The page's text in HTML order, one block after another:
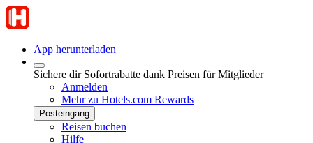
App herunterladen
Sichere dir Sofortrabatte dank Preisen für Mitglieder
Anmelden
Mehr zu Hotels.com Rewards
Posteingang
Reisen buchen
Hilfe